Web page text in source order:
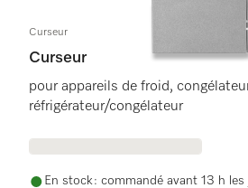
Curseur
Curseur
pour appareils de froid,
réfrigérateur/congélateur
En stock : commandé avant 13 h